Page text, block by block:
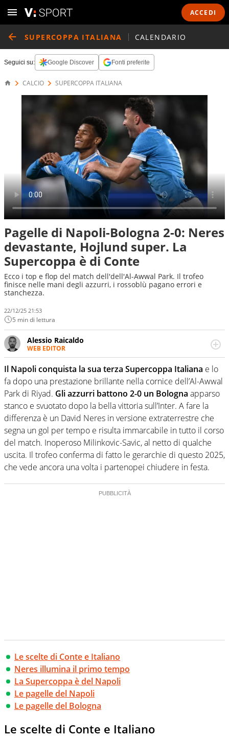
ACCEDI
SUPERCOPPA ITALIANA CALENDARIO
Seguici su: Google Discover Fonti preferite
CALCIO SUPERCOPPA ITALIANA
Pagelle di Napoli-Bologna 2-0: Neres
devastante, Hojlund super. La
Supercoppa è di Conte
Ecco i top e flop del match dell'dell'Al-Awwal Park. Il trofeo
finisce nelle mani degli azzurri, i rossoblù pagano errori e
stanchezza.
22/12/25 21:53
5 min di lettura
Alessio Raicaldo
WEB EDITOR
Un figlio che si chiama Diego e la tesi di laurea sugli stadi
di proprietà in Italia. Il calcio quale filo conduttore
irrinunciabile tra passione e professione. Per Virgilio
Sport indaga, approfondisce e scandaglia l'universo
mondo dello sport per antonomasia
Il Napoli conquista la sua terza Supercoppa Italiana e lo
fa dopo una prestazione brillante nella cornice dell’Al-Awwal
Park di Riyad. Gli azzurri battono 2-0 un Bologna apparso
stanco e svuotato dopo la bella vittoria sull’Inter. A fare la
differenza è un David Neres in versione extraterrestre che
segna un gol per tempo e risulta immarcabile in tutto il corso
del match. Inoperoso Milinkovic-Savic, al netto di qualche
uscita. Il trofeo conferma di fatto le gerarchie di questo 2025,
che vede ancora una volta i partenopei chiudere in festa.
Le scelte di Conte e Italiano
Neres illumina il primo tempo
La Supercoppa è del Napoli
Le pagelle del Napoli
Le pagelle del Bologna
Le scelte di Conte e Italiano